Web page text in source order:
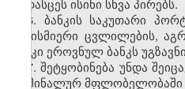
გადასცეს ისინი სხვა პირებს.
6. ბანკის საკუთარი
ნებისმიერი ცვლილების,
ბანკი ეროვნულ ბანკს
7. შეტყობინება უნდა
ნომინალურ მფლობელობაში